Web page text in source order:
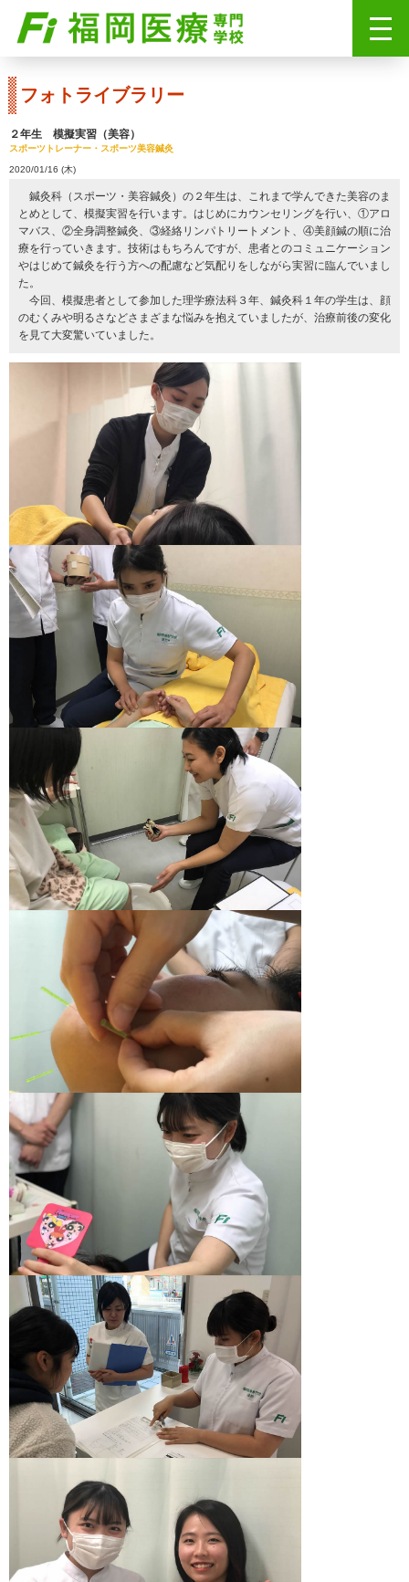
フォトライブラリー
２年生 模擬実習（美容）
スポーツトレーナー・スポーツ美容鍼灸
2020/01/16 (木)
鍼灸科（スポーツ・美容鍼灸）の２年生は、これまで学んできた美容のま
とめとして、模擬実習を行います。はじめにカウンセリングを行い、①アロ
マバス、②全身調整鍼灸、③経絡リンパトリートメント、④美顔鍼の順に治
療を行っていきます。技術はもちろんですが、患者とのコミュニケーション
やはじめて鍼灸を行う方への配慮など気配りをしながら実習に臨んでいまし
た。
今回、模擬患者として参加した理学療法科３年、鍼灸科１年の学生は、顔
のむくみや明るさなどさまざまな悩みを抱えていましたが、治療前後の変化
を見て大変驚いていました。